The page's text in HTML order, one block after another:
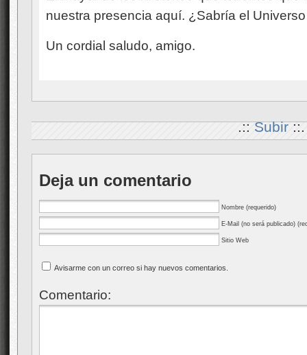
nuestra presencia aquí. ¿Sabría el
Un cordial saludo, amigo.
.::Subir::.
Deja un comentario
Nombre (requerido)
E-Mail (no será publicado)
Sitio Web
Avisarme con un correo si hay nuevos comentarios.
Comentario: